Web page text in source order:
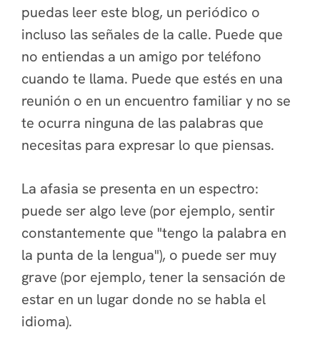
puedas leer este blog, un periódico o
incluso las señales de la calle. Puede que
no entiendas a un amigo por teléfono
cuando te llama. Puede que estés en una
reunión o en un encuentro familiar y no se
te ocurra ninguna de las palabras que
necesitas para expresar lo que piensas.
La afasia se presenta en un espectro:
puede ser algo leve (por ejemplo, sentir
constantemente que "tengo la palabra en
la punta de la lengua"), o puede ser muy
grave (por ejemplo, tener la sensación de
estar en un lugar donde no se habla el
idioma).